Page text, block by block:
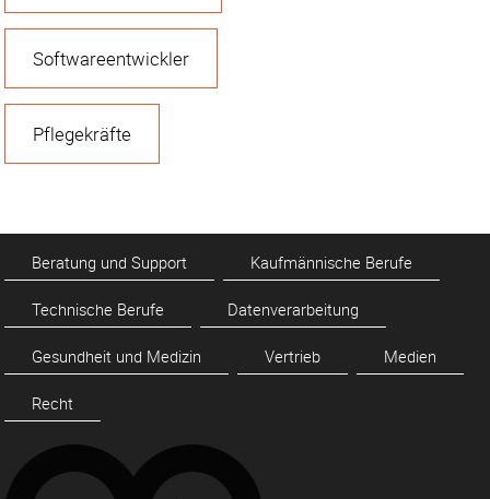
Softwareentwickler
Pflegekräfte
Beratung und Support Kaufmännische Berufe
Technische Berufe Datenverarbeitung
Gesundheit und Medizin Vertrieb Medien
Recht